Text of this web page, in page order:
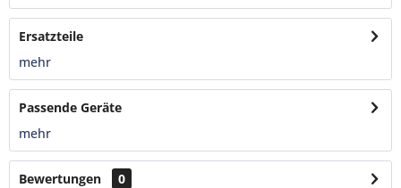
Ersatzteile
mehr
Passende Geräte
mehr
Bewertungen
0